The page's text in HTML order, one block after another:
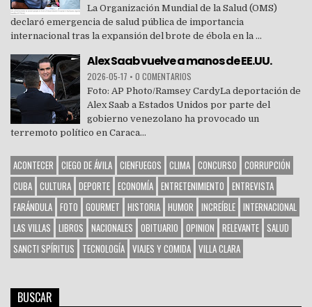
La Organización Mundial de la Salud (OMS)
declaró emergencia de salud pública de importancia
internacional tras la expansión del brote de ébola en la ...
Alex Saab vuelve a manos de EE.UU.
2026-05-17 • 0 COMENTARIOS
Foto: AP Photo/Ramsey CardyLa deportación de
Alex Saab a Estados Unidos por parte del
gobierno venezolano ha provocado un
terremoto político en Caraca...
ACONTECER CIEGO DE ÁVILA CIENFUEGOS CLIMA CONCURSO CORRUPCIÓN
CUBA CULTURA DEPORTE ECONOMÍA ENTRETENIMIENTO ENTREVISTA
FARÁNDULA FOTO GOURMET HISTORIA HUMOR INCREÍBLE INTERNACIONAL
LAS VILLAS LIBROS NACIONALES OBITUARIO OPINION RELEVANTE SALUD
SANCTI SPÍRITUS
TECNOLOGÍA VIAJES Y COMIDA VILLA CLARA
BUSCAR